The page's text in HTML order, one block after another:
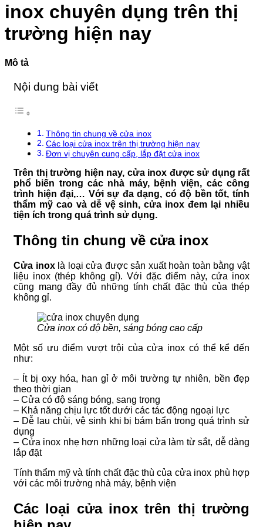
VIỆN
103
minh
Phổ
Biến
inox chuyên dụng trên thị
trường hiện nay
Mô tả
Nội dung bài viết
Thông tin chung về cửa inox
Các loại cửa inox trên thị trường hiện nay
Đơn vị chuyên cung cấp, lắp đặt cửa inox
Trên thị trường hiện nay, cửa inox được sử dụng rất
phổ biến trong các nhà máy, bệnh viện, các công
trình hiện đại,… Với sự đa dạng, có độ bền tốt, tính
thẩm mỹ cao và dễ vệ sinh, cửa inox đem lại nhiều
tiện ích trong quá trình sử dụng.
Thông tin chung về cửa inox
Cửa inoxlà loại cửa được sản xuất hoàn toàn bằng vật
liệu inox (thép không gỉ). Với đặc điểm này, cửa inox
cũng mang đầy đủ những tính chất đặc thù của thép
không gỉ.
Cửa inox có độ bền, sáng bóng cao cấp
Một số ưu điểm vượt trội của cửa inox có thể kể đến
như:
– Ít bị oxy hóa, han gỉ ở môi trường tự nhiên, bền đẹp
theo thời gian
– Cửa có độ sáng bóng, sang trọng
– Khả năng chịu lực tốt dưới các tác động ngoại lực
– Dễ lau chùi, vệ sinh khi bị bám bẩn trong quá trình sử
dụng
– Cửa inox nhẹ hơn những loại cửa làm từ sắt, dễ dàng
lắp đặt
Tính thẩm mỹ và tính chất đặc thù của cửa inox phù hợp
với các môi trường nhà máy, bệnh viện
Các loại cửa inox trên thị trường